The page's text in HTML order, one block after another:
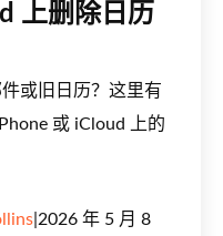
上删除日历
或旧日历？这里有
或 iCloud 上的
2026 年 5 月 8